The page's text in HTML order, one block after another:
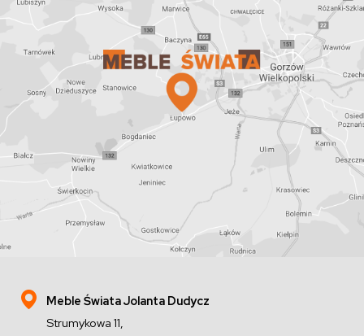
Meble Świata Jolanta Dudycz
Strumykowa 11,